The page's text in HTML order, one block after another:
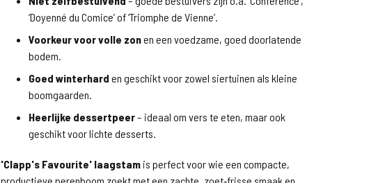
‘Doyenné du Comice’ of ‘Triomphe de Vienne’.
Voorkeur voor volle zonen een voedzame, goed doorlatende
bodem.
Goed winterhard en geschikt voor zowel siertuinen als kleine
boomgaarden.
Heerlijke dessertpeer– ideaal om vers te eten, maar ook
geschikt voor lichte desserts.
'Clapp's Favourite' laagstam is perfect voor wie een compacte,